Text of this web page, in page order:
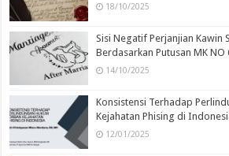
18/10/2025
Sisi Negatif Perjanjian Kawin
Berdasarkan Putusan MK
14/10/2025
Konsistensi Terhadap
Kejahatan Phising di
12/01/2025